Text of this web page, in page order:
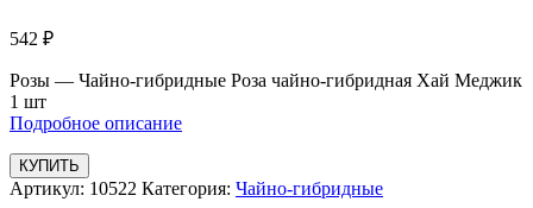
542 ₽
Розы — Чайно-гибридные Роза чайно-гибридная Хай Меджик
1 шт
Подробное описание
КУПИТЬ
Артикул: 10522 Категория: Чайно-гибридные